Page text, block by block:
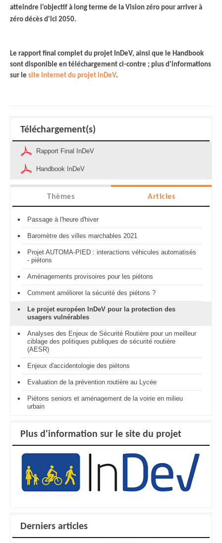
atteindre l'objectif à long terme de la Vision zéro pour arriver à
zéro décès d'ici 2050.
Le rapport final complet du projet InDeV, ainsi que le Handbook
sont disponible en téléchargement ci-contre ; plus d'informations
sur le site internet du projet inDeV.
Téléchargement(s)
Rapport Final InDeV
Handbook InDeV
Thèmes Articles
Passage à l'heure d'hiver
Baromètre des villes marchables 2021
Projet AUTOMA-PIED : interactions véhicules automatisés
- piétons
Aménagements provisoires pour les piétons
Comment améliorer la sécurité des piétons ?
Le projet européen InDeV pour la protection des
usagers vulnérables
Analyses des Enjeux de Sécurité Routière pour un meilleur
ciblage des politiques publiques de sécurité routière
(AESR)
Enjeux d'accidentologie des piétons
Evaluation de la prévention routière au Lycée
Piétons seniors et aménagement de la voirie en milieu
urbain
Plus d'information sur le site du projet
Derniers articles